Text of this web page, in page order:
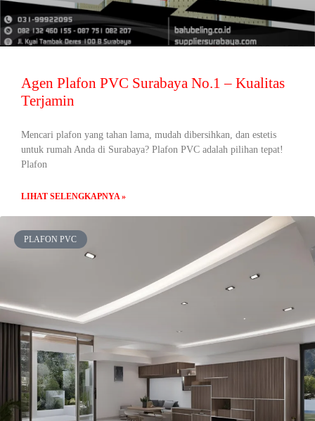
Agen Plafon PVC Surabaya No.1 – Kualitas
Terjamin
Mencari plafon yang tahan lama, mudah dibersihkan, dan estetis
untuk rumah Anda di Surabaya? Plafon PVC adalah pilihan tepat!
Plafon
LIHAT SELENGKAPNYA »
PLAFON PVC